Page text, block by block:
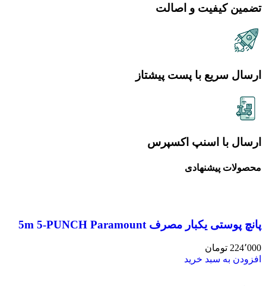
تضمین کیفیت و اصالت
ارسال سریع با پست پیشتاز
ارسال با اسنپ اکسپرس
محصولات پیشنهادی
پانچ پوستی یکبار مصرف 5m 5-PUNCH Paramount
224٬000 تومان
افزودن به سبد خرید